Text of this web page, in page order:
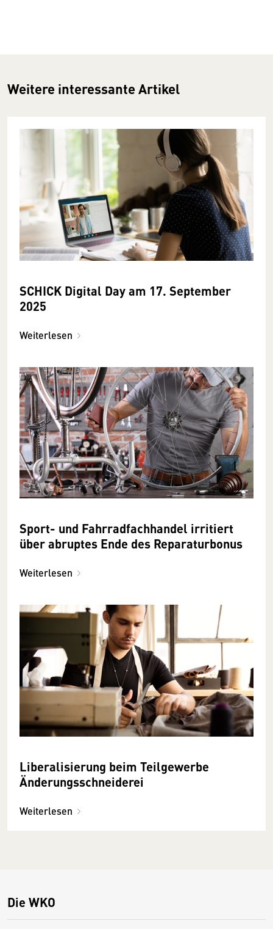
Weitere interessante Artikel
SCHICK Digital Day am 17. September
2025
Weiterlesen
Sport- und Fahrradfachhandel irritiert
über abruptes Ende des Reparaturbonus
Weiterlesen
Liberalisierung beim Teilgewerbe
Änderungsschneiderei
Weiterlesen
Die WKO